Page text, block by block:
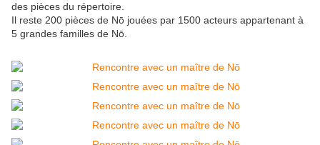
des pièces du répertoire.
Il reste 200 pièces de Nō jouées par 1500 acteurs appartenant à
5 grandes familles de Nō.